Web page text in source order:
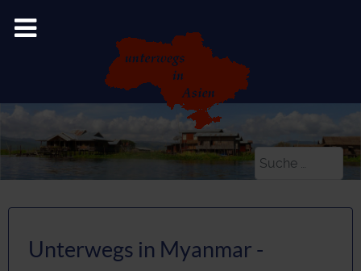
Suchen
Unterwegs in Myanmar -